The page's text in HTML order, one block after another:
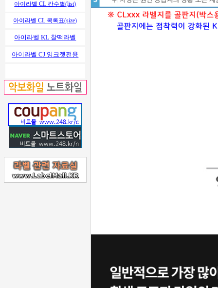
아이라벨 CL 칸수별(list)
아이라벨 CL 목록표(size)
아이라벨 KL 찰떡라벨
아이라벨 CJ 잉크젯전용